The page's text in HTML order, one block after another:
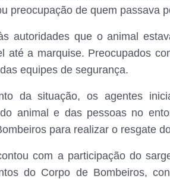
preocupação de quem passava
autoridades que o animal
até a marquise. Preocupados
equipes de segurança.
da situação, os agentes
animal e das pessoas no
para realizar o resgate
com a participação do
do Corpo de Bombeiros,